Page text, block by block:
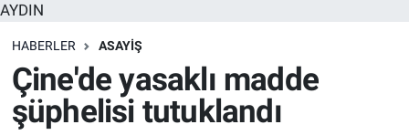
AYDIN
HABERLER ASAYİŞ
Çine'de yasaklı madde
şüphelisi tutuklandı